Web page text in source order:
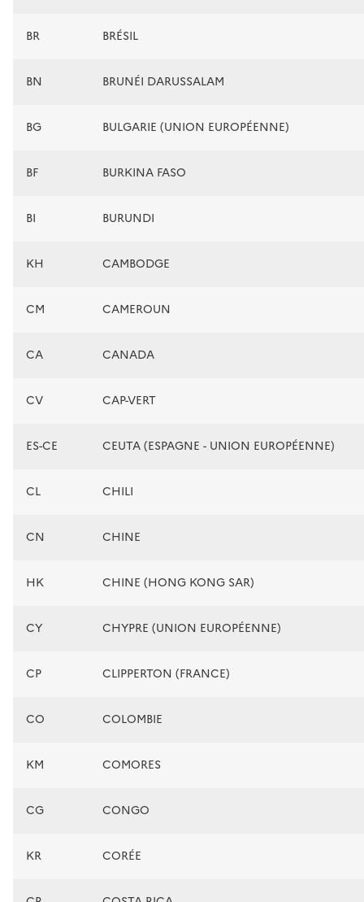
BR BRÉSIL
BN BRUNÉI DARUSSALAM
BG BULGARIE (UNION EUROPÉENNE)
BF BURKINA FASO
BI BURUNDI
KH CAMBODGE
CM CAMEROUN
CA CANADA
CV CAP-VERT
ES-CE CEUTA (ESPAGNE - UNION EUROPÉENNE)
CL CHILI
CN CHINE
HK CHINE (HONG KONG SAR)
CY CHYPRE (UNION EUROPÉENNE)
CP CLIPPERTON (FRANCE)
CO COLOMBIE
KM COMORES
CG CONGO
KR CORÉE